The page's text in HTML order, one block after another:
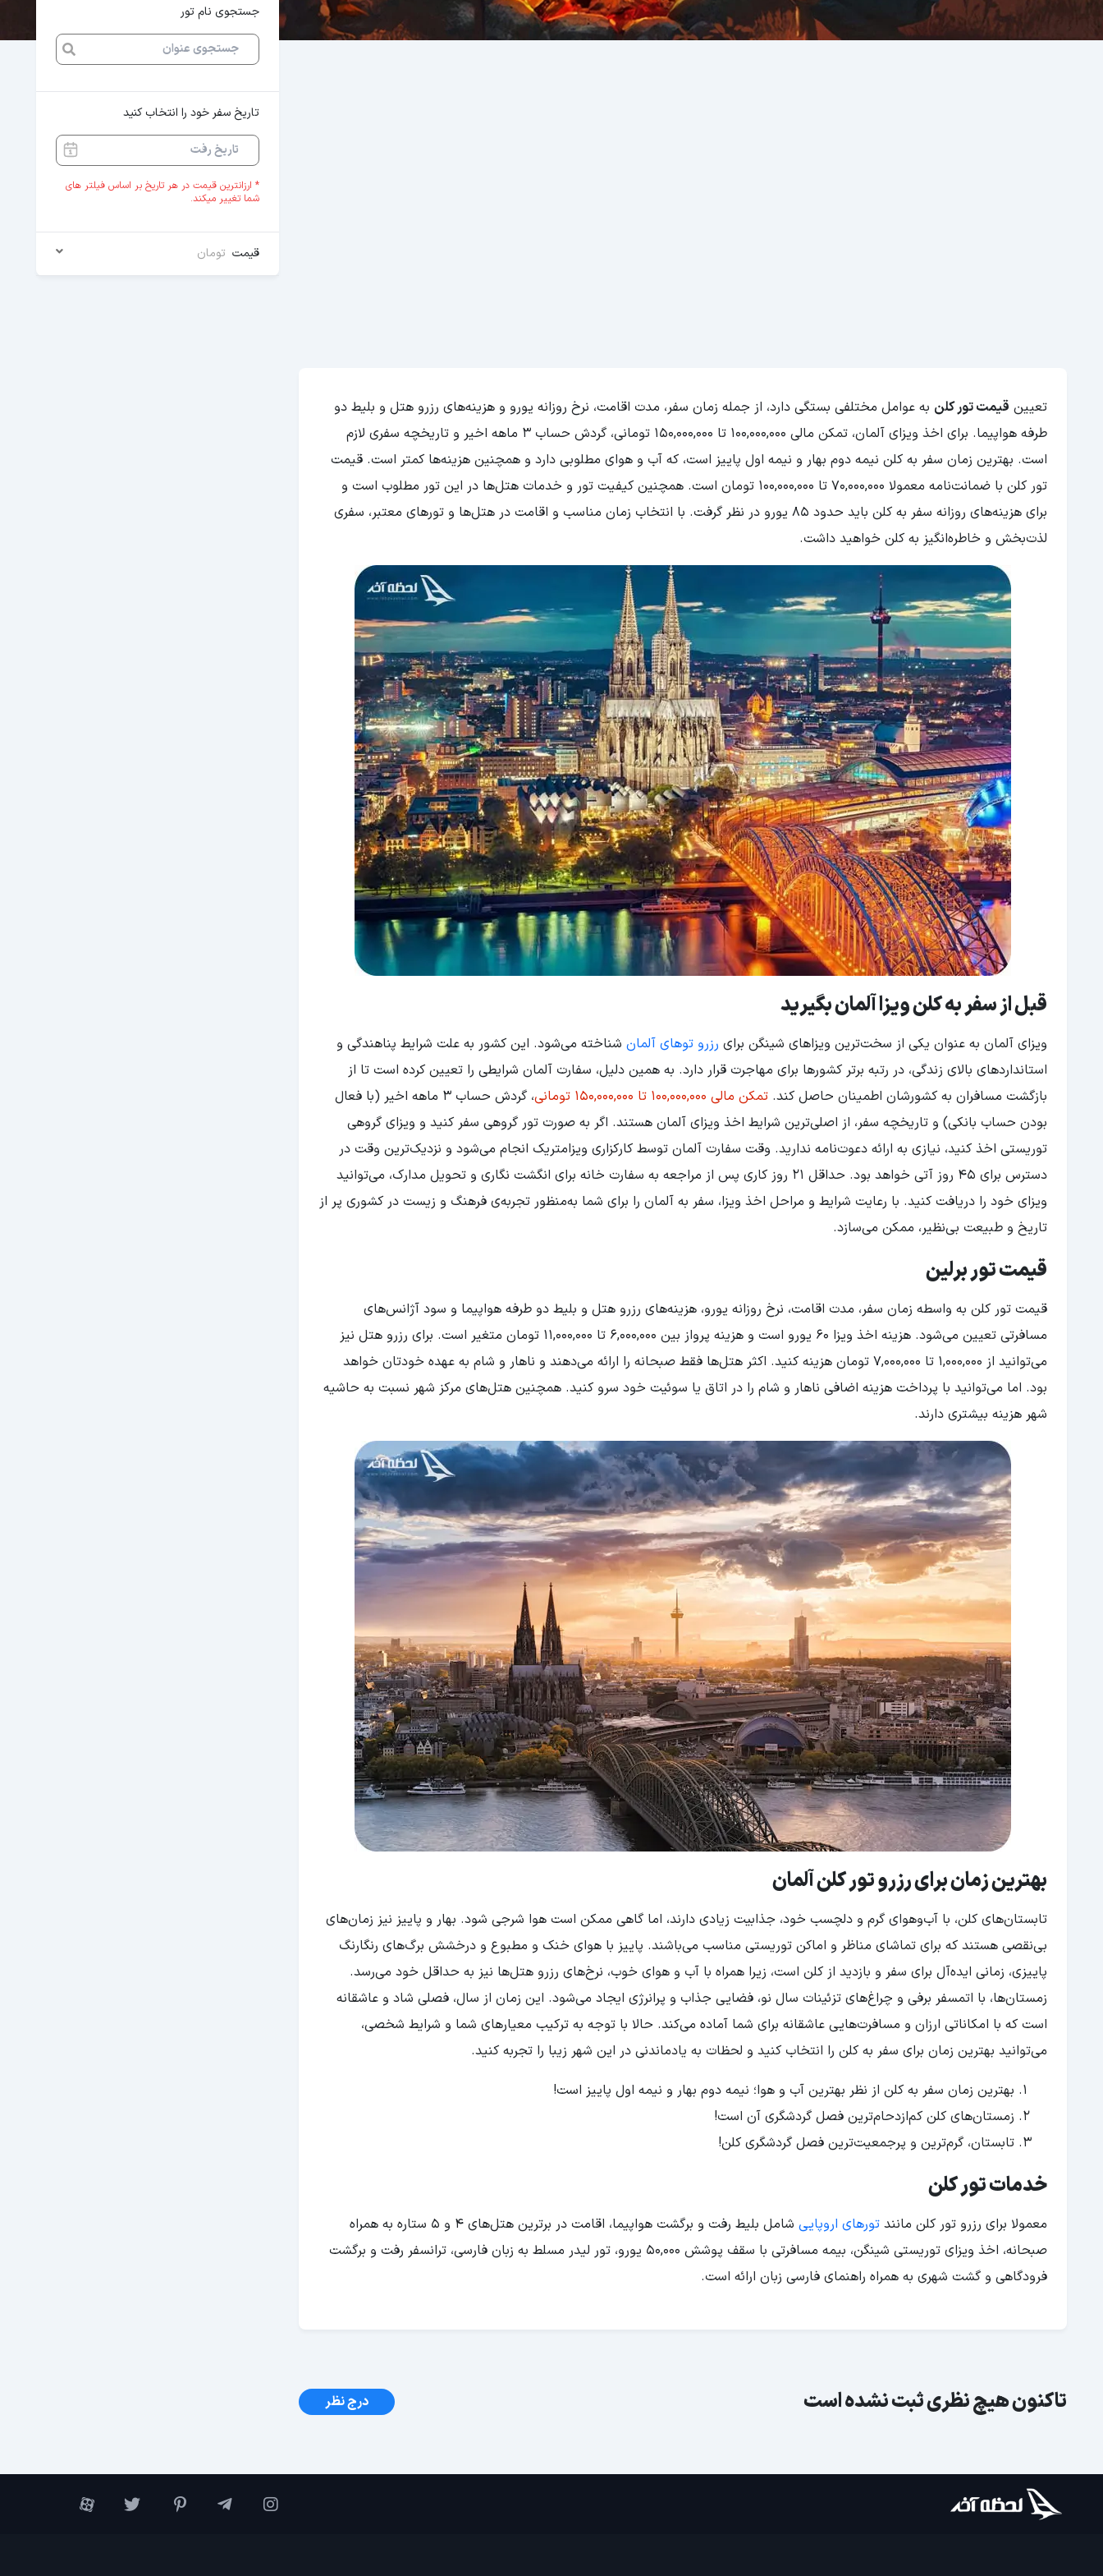
جستجوی نام تور
تاریخ سفر خود را انتخاب کنید
* ارزانترین قیمت در هر تاریخ بر اساس فیلتر های
شما تغییر میکند.
قیمت تومان
تعیین قیمت تور کلن به عوامل مختلفی بستگی دارد، از جمله زمان سفر، مدت اقامت، نرخ روزانه یورو و هزینه‌های رزرو هتل و بلیط دو
طرفه هواپیما. برای اخذ ویزای آلمان، تمکن مالی 100,000,000 تا 150,000,000 تومانی، گردش حساب 3 ماهه اخیر و تاریخچه سفری لازم
است. بهترین زمان سفر به کلن نیمه دوم بهار و نیمه اول پاییز است، که آب و هوای مطلوبی دارد و همچنین هزینه‌ها کمتر است. قیمت
تور کلن با ضمانت‌نامه معمولا 70,000,000 تا 100,000,000 تومان است. همچنین کیفیت تور و خدمات هتل‌ها در این تور مطلوب است و
برای هزینه‌های روزانه سفر به کلن باید حدود 85 یورو در نظر گرفت. با انتخاب زمان مناسب و اقامت در هتل‌ها و تورهای معتبر، سفری
لذت‌بخش و خاطره‌انگیز به کلن خواهید داشت.
قبل از سفر به کلن ویزا آلمان بگیرید
ویزای آلمان به عنوان یکی از سخت‌ترین ویزاهای شینگن برای رزرو توهای آلمان شناخته می‌شود. این کشور به علت شرایط پناهندگی و
استانداردهای بالای زندگی، در رتبه برتر کشورها برای مهاجرت قرار دارد. به همین دلیل، سفارت آلمان شرایطی را تعیین کرده است تا از
بازگشت مسافران به کشورشان اطمینان حاصل کند. تمکن مالی 100,000,000 تا 150,000,000 تومانی
، گردش حساب 3 ماهه اخیر (با فعال
بودن حساب بانکی) و تاریخچه سفر، از اصلی‌ترین شرایط اخذ ویزای آلمان هستند. اگر به صورت تور گروهی سفر کنید و ویزای گروهی
توریستی اخذ کنید، نیازی به ارائه دعوت‌نامه ندارید. وقت سفارت آلمان توسط کارکزاری ویزامتریک انجام می‌شود و نزدیک‌ترین وقت در
دسترس برای 45 روز آتی خواهد بود. حداقل 21 روز کاری پس از مراجعه به سفارت خانه برای انگشت نگاری و تحویل مدارک، می‌توانید
ویزای خود را دریافت کنید. با رعایت شرایط و مراحل اخذ ویزا، سفر به آلمان را برای شما به‌منظور تجربه‌ی فرهنگ و زیست در کشوری پر از
تاریخ و طبیعت بی‌نظیر، ممکن می‌سازد.
قیمت تور برلین
قیمت تور کلن به واسطه زمان سفر، مدت اقامت، نرخ روزانه یورو، هزینه‌های رزرو هتل و بلیط دو طرفه هواپیما و سود آژانس‌های
مسافرتی تعیین می‌شود. هزینه اخذ ویزا 60 یورو است و هزینه پرواز بین 6,000,000 تا 11,000,000 تومان متغیر است. برای رزرو هتل نیز
می‌توانید از 1,000,000 تا 7,000,000 تومان هزینه کنید. اکثر هتل‌ها فقط صبحانه را ارائه می‌دهند و ناهار و شام به عهده خودتان خواهد
بود. اما می‌توانید با پرداخت هزینه اضافی ناهار و شام را در اتاق یا سوئیت خود سرو کنید. همچنین هتل‌های مرکز شهر نسبت به حاشیه
شهر هزینه بیشتری دارند.
بهترین زمان برای رزرو تور کلن آلمان
تابستان‌های کلن، با آب‌وهوای گرم و دلچسب خود، جذابیت زیادی دارند، اما گاهی ممکن است هوا شرجی شود. بهار و پاییز نیز زمان‌های
بی‌نقصی هستند که برای تماشای مناظر و اماکن توریستی مناسب می‌باشند. پاییز با هوای خنک و مطبوع و درخشش برگ‌های رنگارنگ
پاییزی، زمانی ایده‌آل برای سفر و بازدید از کلن است، زیرا همراه با آب و هوای خوب، نرخ‌های رزرو هتل‌ها نیز به حداقل خود می‌رسد.
زمستان‌ها، با اتمسفر برفی و چراغ‌های تزئینات سال نو، فضایی جذاب و پرانرژی ایجاد می‌شود. این زمان از سال، فصلی شاد و عاشقانه
است که با امکاناتی ارزان و مسافرت‌هایی عاشقانه برای شما آماده می‌کند. حالا با توجه به ترکیب معیارهای شما و شرایط شخصی،
می‌توانید بهترین زمان برای سفر به کلن را انتخاب کنید و لحظات به یادماندنی در این شهر زیبا را تجربه کنید.
بهترین زمان سفر به کلن از نظر بهترین آب و هوا؛ نیمه دوم بهار و نیمه اول پاییز است!
زمستان‌های کلن کم‌ازدحام‌ترین فصل گردشگری آن است!
تابستان، گرم‌ترین و پرجمعیت‌ترین فصل گردشگری کلن!
خدمات تور کلن
معمولا برای رزرو تور کلن مانند تورهای اروپایی
شامل بلیط رفت و برگشت هواپیما، اقامت در برترین هتل‌های 4 و 5 ستاره به همراه
صبحانه، اخذ ویزای توریستی شینگن، بیمه مسافرتی با سقف پوشش 50,000 یورو، تور لیدر مسلط به زبان فارسی، ترانسفر رفت و برگشت
فرودگاهی و گشت شهری به همراه راهنمای فارسی زبان ارائه است.
تاکنون هیچ نظری ثبت نشده است درج نظر